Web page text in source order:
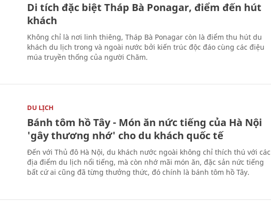
Di tích đặc biệt Tháp Bà Ponagar, điểm đến hút
khách
Không chỉ là nơi linh thiêng, Tháp Bà Ponagar còn là điểm thu hút du
khách du lịch trong và ngoài nước bởi kiến trúc độc đáo cùng các điệu
múa truyền thống của người Chăm.
DU LỊCH
Bánh tôm hồ Tây - Món ăn nức tiếng của Hà Nội
'gây thương nhớ' cho du khách quốc tế
Đến với Thủ đô Hà Nội, du khách nước ngoài không chỉ thích thú với các
địa điểm du lịch nổi tiếng, mà còn nhớ mãi món ăn, đặc sản nức tiếng
bất cứ ai cũng đã từng thưởng thức, đó chính là bánh tôm hồ Tây.